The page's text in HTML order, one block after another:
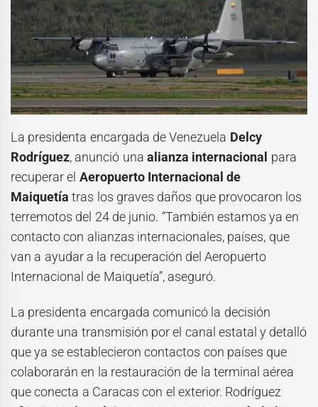
La presidenta encargada de Venezuela Delcy
Rodríguez, anunció una alianza internacional para
recuperar el Aeropuerto Internacional de
Maiquetíatras los graves daños que provocaron los
terremotos del 24 de junio. “También estamos ya en
contacto con alianzas internacionales, países, que
van a ayudar a la recuperación del Aeropuerto
Internacional de Maiquetía”, aseguró.
La presidenta encargada comunicó la decisión
durante una transmisión por el canal estatal y detalló
que ya se establecieron contactos con países que
colaborarán en la restauración de la terminal aérea
que conecta a Caracas con el exterior. Rodríguez